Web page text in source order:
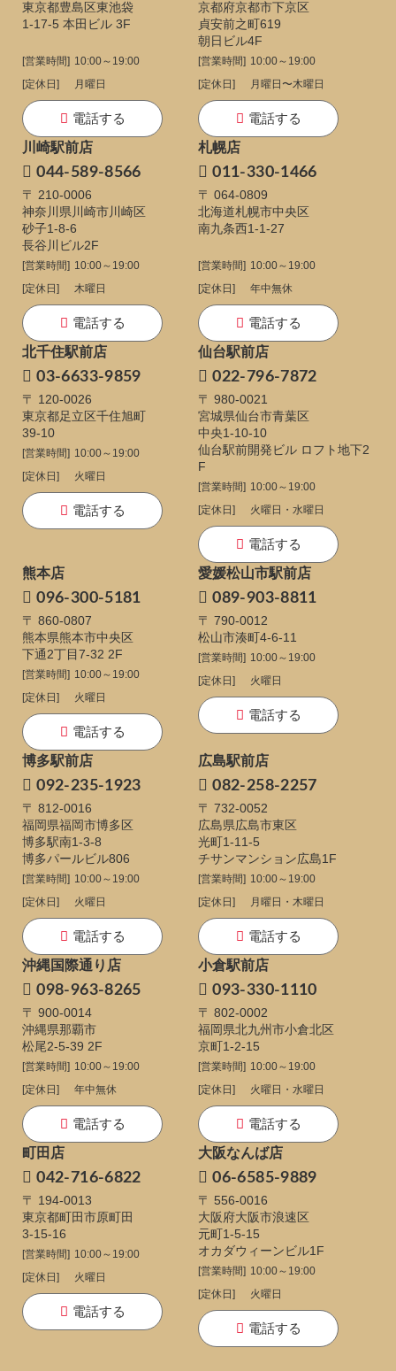
東京都豊島区東池袋
1-17-5 本田ビル 3F
[営業時間] 10:00～19:00
[定休日]
月曜日
電話する
京都府京都市下京区
貞安前之町619
朝日ビル4F
[営業時間] 10:00～19:00
[定休日]
月曜日〜木曜日
電話する
川崎駅前店
044-589-8566
〒 210-0006
神奈川県川崎市川崎区
砂子1-8-6
長谷川ビル2F
[営業時間] 10:00～19:00
[定休日]
木曜日
電話する
札幌店
011-330-1466
〒 064-0809
北海道札幌市中央区
南九条西1-1-27
[営業時間] 10:00～19:00
[定休日]
年中無休
電話する
北千住駅前店
03-6633-9859
〒 120-0026
東京都足立区千住旭町
39-10
[営業時間] 10:00～19:00
[定休日]
火曜日
電話する
仙台駅前店
022-796-7872
〒 980-0021
宮城県仙台市青葉区
中央1-10-10
仙台駅前開発ビル ロフト地下2
F
[営業時間] 10:00～19:00
[定休日]
火曜日・水曜日
電話する
熊本店
096-300-5181
〒 860-0807
熊本県熊本市中央区
下通2丁目7-32 2F
[営業時間] 10:00～19:00
[定休日]
火曜日
電話する
愛媛松山市駅前店
089-903-8811
〒 790-0012
松山市湊町4-6-11
[営業時間] 10:00～19:00
[定休日]
火曜日
電話する
博多駅前店
092-235-1923
〒 812-0016
福岡県福岡市博多区
博多駅南1-3-8
博多パールビル806
[営業時間] 10:00～19:00
[定休日]
火曜日
電話する
広島駅前店
082-258-2257
〒 732-0052
広島県広島市東区
光町1-11-5
チサンマンション広島1F
[営業時間] 10:00～19:00
[定休日]
月曜日・木曜日
電話する
沖縄国際通り店
098-963-8265
〒 900-0014
沖縄県那覇市
松尾2-5-39 2F
[営業時間] 10:00～19:00
[定休日]
年中無休
電話する
小倉駅前店
093-330-1110
〒 802-0002
福岡県北九州市小倉北区
京町1-2-15
[営業時間] 10:00～19:00
[定休日]
火曜日・水曜日
電話する
町田店
042-716-6822
〒 194-0013
東京都町田市原町田
3-15-16
[営業時間] 10:00～19:00
[定休日]
火曜日
電話する
大阪なんば店
06-6585-9889
〒 556-0016
大阪府大阪市浪速区
元町1-5-15
オカダウィーンビル1F
[営業時間] 10:00～19:00
[定休日]
火曜日
電話する